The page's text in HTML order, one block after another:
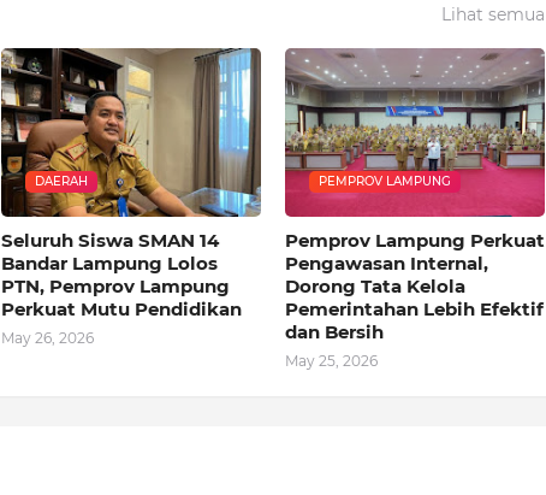
Lihat semua
DAERAH
Seluruh Siswa SMAN 14
Bandar Lampung Lolos
PTN, Pemprov Lampung
Perkuat Mutu Pendidikan
May 26, 2026
PEMPROV LAMPUNG
Pemprov Lampung Perkuat
Pengawasan Internal,
Dorong Tata Kelola
Pemerintahan Lebih Efektif
dan Bersih
May 25, 2026